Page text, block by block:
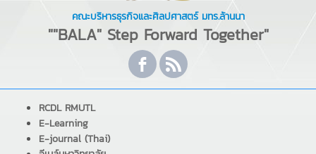
คณะบริหารธุรกิจและศิลปศาสตร์ มทร.ล้านนา
""BALA" Step Forward Together"
RCDL RMUTL
E-Learning
E-journal (Thai)